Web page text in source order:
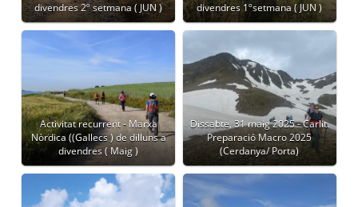
divendres 2º setmana ( JUN )
divendres 1ºsetmana ( JUN )
Activitat recurrent - Marxa
Nòrdica ((Gallecs ) de dilluns a
divendres ( Maig )
Dissabte, 31 maig 2025 - Carlit.
Preparació Macro 2025
(Cerdanya/ Porta)